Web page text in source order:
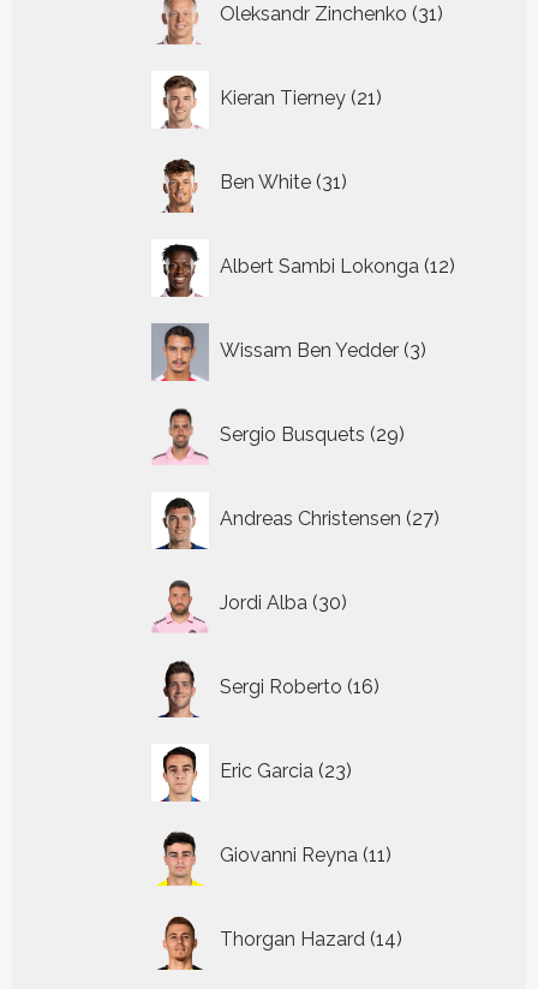
Oleksandr Zinchenko 31
producten
Kieran Tierney 21
producten
Ben White 31
producten
Albert Sambi Lokonga 12
Wissam Ben Yedder 3
producten
Sergio Busquets 29
producten
Andreas Christensen 27
producten
Jordi Alba 30
producten
Sergi Roberto 16
producten
Eric Garcia 23
producten
Giovanni Reyna 11
producten
Thorgan Hazard 14
producten